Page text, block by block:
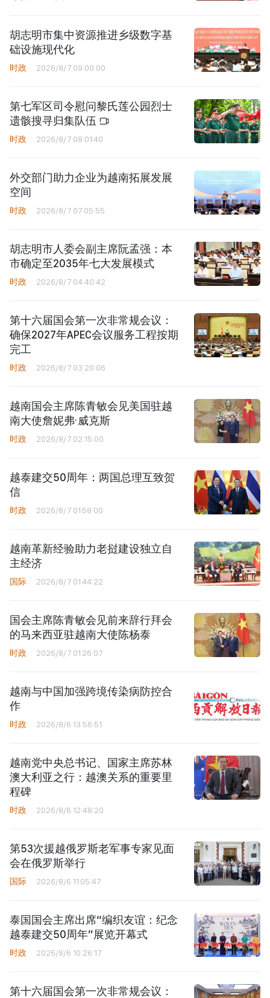
胡志明市集中资源推进乡级数字基
础设施现代化
时政 2026/8/7 09:00:00
第七军区司令慰问黎氏莲公园烈士
遗骸搜寻归集队伍
时政 2026/8/7 08:01:40
外交部门助力企业为越南拓展发展
空间
时政 2026/8/7 07:05:55
胡志明市人委会副主席阮孟强：本
市确定至2035年七大发展模式
时政 2026/8/7 04:40:42
第十六届国会第一次非常规会议：
确保2027年APEC会议服务工程按期
完工
时政 2026/8/7 03:20:06
越南国会主席陈青敏会见美国驻越
南大使詹妮弗·威克斯
时政 2026/8/7 02:15:00
越泰建交50周年：两国总理互致贺
信
时政 2026/8/7 01:58:00
越南革新经验助力老挝建设独立自
主经济
国际 2026/8/7 01:44:22
国会主席陈青敏会见前来辞行拜会
的马来西亚驻越南大使陈杨泰
时政 2026/8/7 01:26:07
越南与中国加强跨境传染病防控合
作
时政 2026/8/6 13:56:51
越南党中央总书记、国家主席苏林
澳大利亚之行：越澳关系的重要里
程碑
时政 2026/8/6 12:48:20
第53次援越俄罗斯老军事专家见面
会在俄罗斯举行
国际 2026/8/6 11:05:47
泰国国会主席出席“编织友谊：纪念
越泰建交50周年”展览开幕式
时政 2026/8/6 10:26:17
第十六届国会第一次非常规会议：